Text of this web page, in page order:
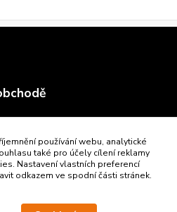
používání webu, analytické
také pro účely cílení reklamy
Nastavení vlastních preferencí
odkazem ve spodní části stránek.